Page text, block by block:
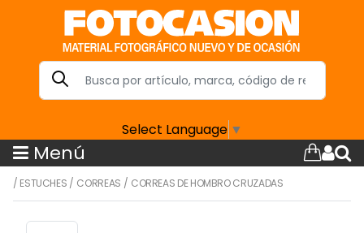
Select Language ▼
Menú
/ ESTUCHES / CORREAS / CORREAS DE HOMBRO CRUZADAS